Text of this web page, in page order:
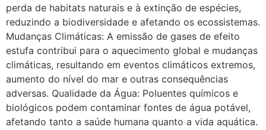
perda de habitats naturais e à extinção de espécies,
reduzindo a biodiversidade e afetando os ecossistemas.
Mudanças Climáticas: A emissão de gases de efeito
estufa contribui para o aquecimento global e mudanças
climáticas, resultando em eventos climáticos extremos,
aumento do nível do mar e outras consequências
adversas. Qualidade da Água: Poluentes químicos e
biológicos podem contaminar fontes de água potável,
afetando tanto a saúde humana quanto a vida aquática.